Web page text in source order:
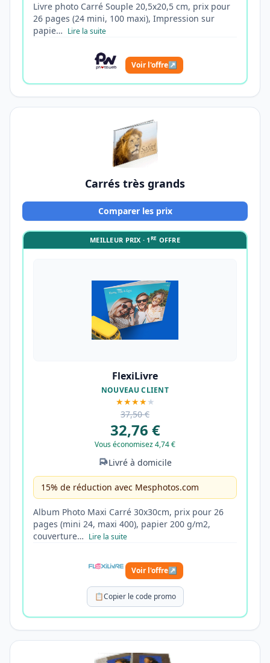
Livre photo Carré Souple 20,5x20,5 cm, prix pour
26 pages (24 mini, 100 maxi), Impression sur
papie… Lire la suite
Voir l'offre↗
Carrés très grands
Comparer les prix
MEILLEUR PRIX · 1RE OFFRE
FlexiLivre
NOUVEAU CLIENT
★★★★★
37,50 €
32,76 €
Vous économisez 4,74 €
Livré à domicile
15% de réduction avec Mesphotos.com
Album Photo Maxi Carré 30x30cm, prix pour 26
pages (mini 24, maxi 400), papier 200 g/m2,
couverture… Lire la suite
Voir l'offre↗
📋Copier le code promo